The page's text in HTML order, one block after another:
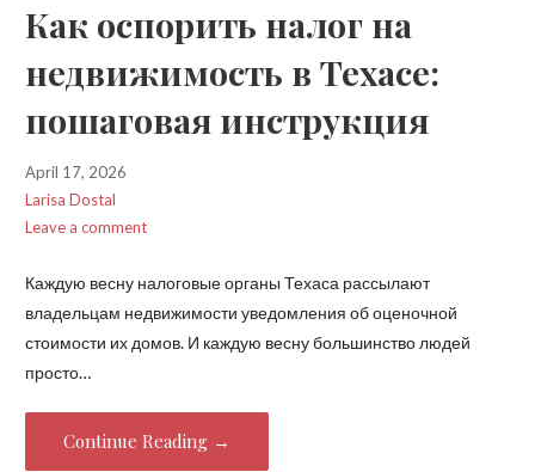
Как оспорить налог на
недвижимость в Техасе:
пошаговая инструкция
April 17, 2026
Larisa Dostal
Leave a comment
Каждую весну налоговые органы Техаса рассылают
владельцам недвижимости уведомления об оценочной
стоимости их домов. И каждую весну большинство людей
просто…
Continue Reading →